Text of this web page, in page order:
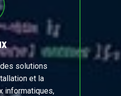
solutions
et la
informatiques,